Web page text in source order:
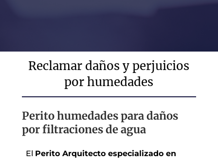
Reclamar daños y perjuicios
por humedades
Perito humedades para daños
por filtraciones de agua
El Perito Arquitecto especializado en